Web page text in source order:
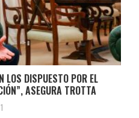
LOS DISPUESTO POR EL
ASEGURA TROTTA